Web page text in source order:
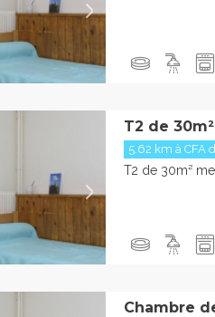
T2 de
5.62 km à CFA
T2 de 30m²
Chambre